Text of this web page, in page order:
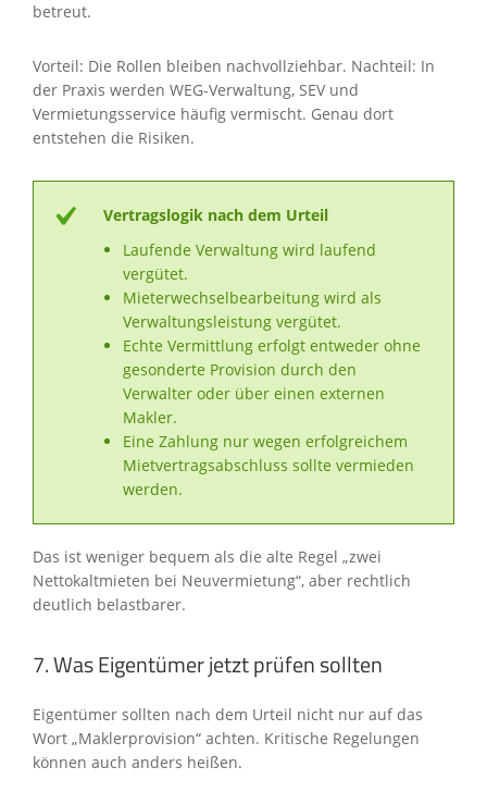
betreut.
Vorteil: Die Rollen bleiben nachvollziehbar. Nachteil: In
der Praxis werden WEG-Verwaltung, SEV und
Vermietungsservice häufig vermischt. Genau dort
entstehen die Risiken.
Vertragslogik nach dem Urteil
Laufende Verwaltung wird laufend
vergütet.
Mieterwechselbearbeitung wird als
Verwaltungsleistung vergütet.
Echte Vermittlung erfolgt entweder ohne
gesonderte Provision durch den
Verwalter oder über einen externen
Makler.
Eine Zahlung nur wegen erfolgreichem
Mietvertragsabschluss sollte vermieden
werden.
Das ist weniger bequem als die alte Regel „zwei
Nettokaltmieten bei Neuvermietung“, aber rechtlich
deutlich belastbarer.
7. Was Eigentümer jetzt prüfen sollten
Eigentümer sollten nach dem Urteil nicht nur auf das
Wort „Maklerprovision“ achten. Kritische Regelungen
können auch anders heißen.